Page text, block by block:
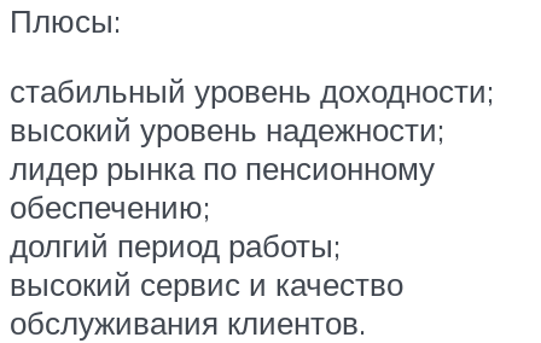
Плюсы:
стабильный уровень доходности;
высокий уровень надежности;
лидер рынка по пенсионному
обеспечению;
долгий период работы;
высокий сервис и качество
обслуживания клиентов.